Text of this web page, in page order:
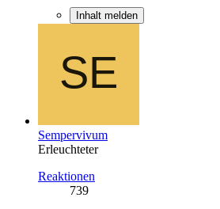
Inhalt melden
Sempervivum
Erleuchteter
Reaktionen
739